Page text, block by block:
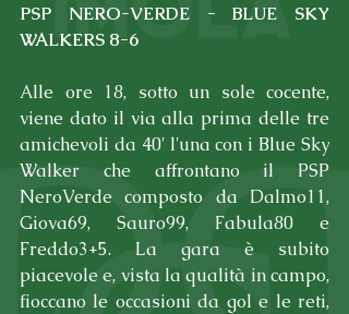
PSP NERO-VERDE - BLUE SKY
WALKERS 8-6
Alle ore 18, sotto un sole cocente,
viene dato il via alla prima delle tre
amichevoli da 40' l'una con i Blue Sky
Walker che affrontano il PSP
NeroVerde composto da Dalmo11,
Giova69, Sauro99, Fabula80 e
Freddo3+5. La gara è subito
piacevole e, vista la qualità in campo,
fioccano le occasioni da gol e le reti,